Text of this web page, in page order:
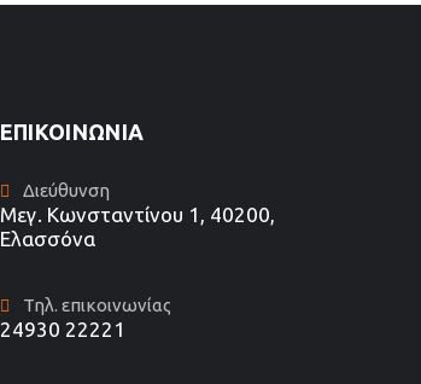
ΕΠΙΚΟΙΝΩΝΊΑ
Διεύθυνση
Μεγ. Κωνσταντίνου 1, 40200,
Ελασσόνα
Τηλ. επικοινωνίας
24930 22221